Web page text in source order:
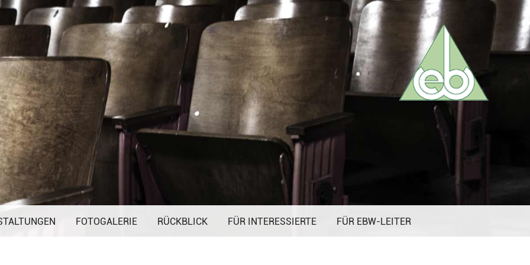
überspringen
FOTOGALERIE RÜCKBLICK FÜR INTERESSIERTE FÜR EBW-LEITER